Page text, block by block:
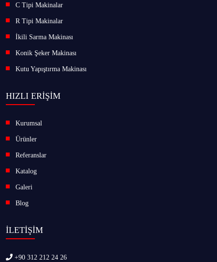
C Tipi Makinalar
R Tipi Makinalar
İkili Sarma Makinası
Konik Şeker Makinası
Kutu Yapıştırma Makinası
HIZLI ERİŞİM
Kurumsal
Ürünler
Referanslar
Katalog
Galeri
Blog
İLETİŞİM
+90 312 212 24 26